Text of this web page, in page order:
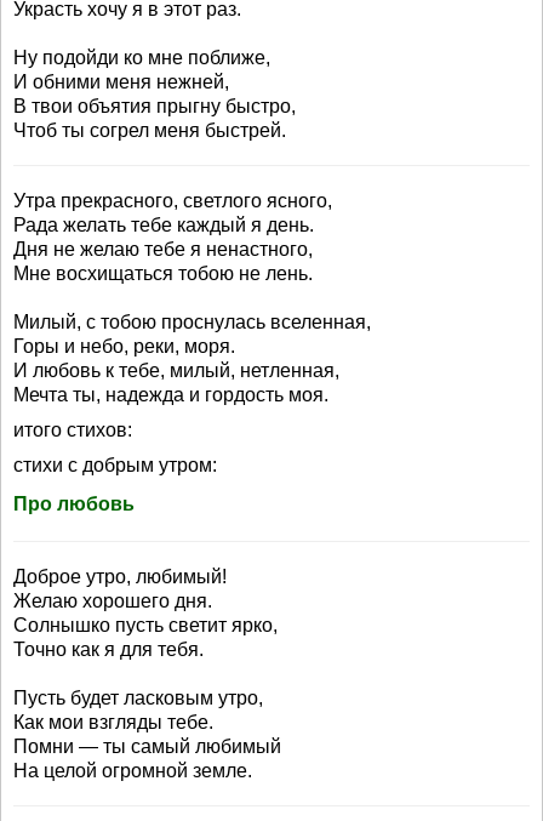
Украсть хочу я в этот раз.
Ну подойди ко мне поближе,
И обними меня нежней,
В твои объятия прыгну быстро,
Чтоб ты согрел меня быстрей.
Утра прекрасного, светлого ясного,
Рада желать тебе каждый я день.
Дня не желаю тебе я ненастного,
Мне восхищаться тобою не лень.
Милый, с тобою проснулась вселенная,
Горы и небо, реки, моря.
И любовь к тебе, милый, нетленная,
Мечта ты, надежда и гордость моя.
итого стихов:
стихи с добрым утром:
Про любовь
Доброе утро, любимый!
Желаю хорошего дня.
Солнышко пусть светит ярко,
Точно как я для тебя.
Пусть будет ласковым утро,
Как мои взгляды тебе.
Помни — ты самый любимый
На целой огромной земле.